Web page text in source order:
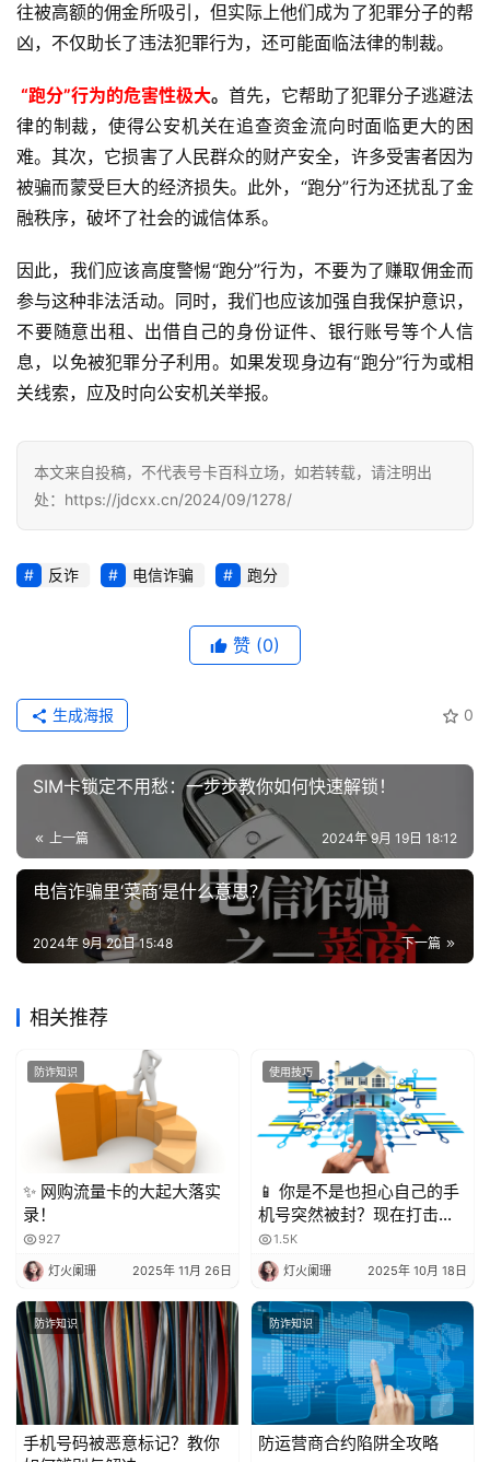
首
页
号
卡
百
科
诈
知
识
行
资
讯
流
卡
码
证
增
值
业
往被高额的佣金所吸引，但实际上他们成为了犯罪分子的帮
凶，不仅助长了违法犯罪行为，还可能面临法律的制裁。
“跑分”行为的危害性极大。 首先，它帮助了犯罪分子逃避法
律的制裁，使得公安机关在追查资金流向时面临更大的困
难。其次，它损害了人民群众的财产安全，许多受害者因为
被骗而蒙受巨大的经济损失。此外，“跑分”行为还扰乱了金
融秩序，破坏了社会的诚信体系。
因此，我们应该高度警惕“跑分”行为，不要为了赚取佣金而
参与这种非法活动。同时，我们也应该加强自我保护意识，
不要随意出租、出借自己的身份证件、银行账号等个人信
息，以免被犯罪分子利用。如果发现身边有“跑分”行为或相
关线索，应及时向公安机关举报。
本文来自投稿，不代表号卡百科立场，如若转载，请注明出
处：https://jdcxx.cn/2024/09/1278/
反诈 电信诈骗 跑分
赞 (0)
0
生成海报
SIM卡锁定不用愁：一步步教你如何快速解锁！
上一篇 2024年 9月 19日 18:12
电信诈骗里‘菜商’是什么意思？
下一篇
2024年 9月 20日 15:48
相关推荐
防诈知识
✨ 网购流量卡的大起大落实
录！
927
灯火阑珊 2025年 11月 26日
使用技巧
📱 你是不是也担心自己的手
机号突然被封？现在打击骚
扰电话越来越严格，一不小
心就可能中招！今天就来聊
聊，到底被多少人标记会封
号？又该怎么避免？
1.5K
灯火阑珊 2025年 10月 18日
防诈知识
手机号码被恶意标记？教你
防诈知识
防运营商合约陷阱全攻略